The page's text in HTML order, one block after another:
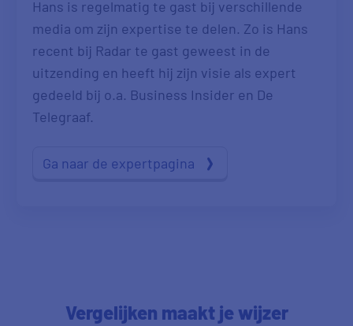
Hans is regelmatig te gast bij verschillende
media om zijn expertise te delen. Zo is Hans
recent bij Radar te gast geweest in de
uitzending en heeft hij zijn visie als expert
gedeeld bij o.a. Business Insider en De
Telegraaf.
Ga naar de expertpagina
Vergelijken maakt je wijzer